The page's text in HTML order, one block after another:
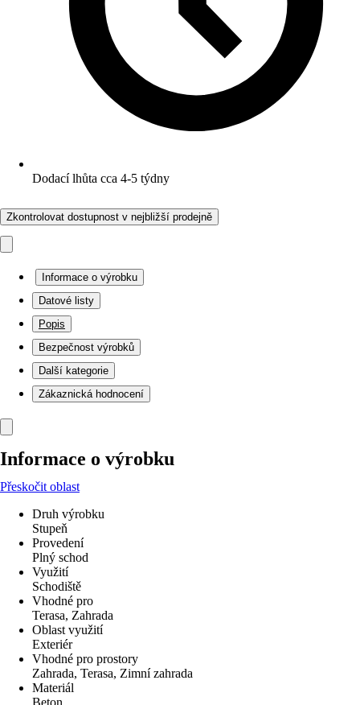
Dodací lhůta cca 4-5 týdny
Zkontrolovat dostupnost v nejbližší prodejně
Informace o výrobku
Datové listy
Popis
Bezpečnost výrobků
Další kategorie
Zákaznická hodnocení
Informace o výrobku
Přeskočit oblast
Druh výrobku
Stupeň
Provedení
Plný schod
Využití
Schodiště
Vhodné pro
Terasa, Zahrada
Oblast využití
Exteriér
Vhodné pro prostory
Zahrada, Terasa, Zimní zahrada
Materiál
Beton